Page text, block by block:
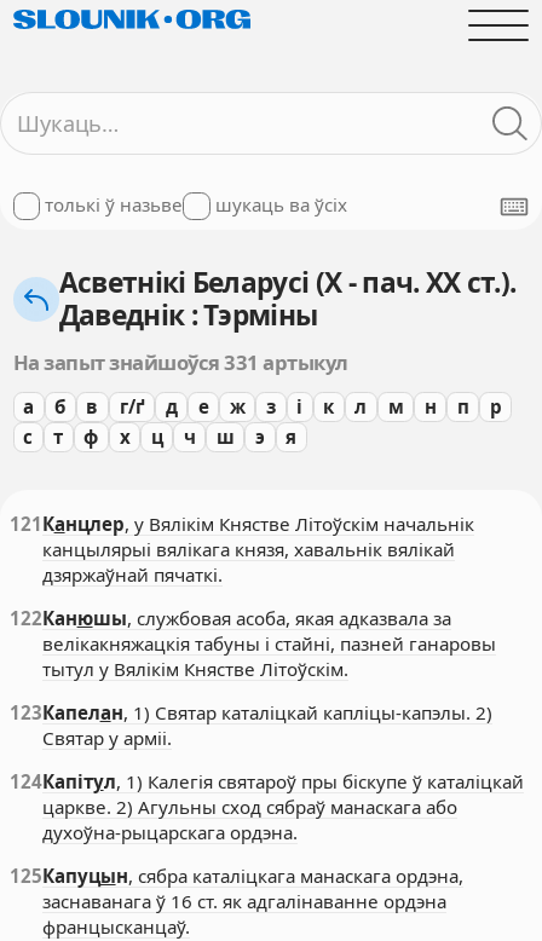
толькі ў назьве шукаць ва ўсіх
Асветнікі Беларусі (X - пач. XX ст.).
Даведнік : Тэрміны
На запыт знайшоўся 331 артыкул
а б в г/ґ д е ж з і к л м н п
р
с
т ф х ц ч ш э я
121Канцлер, у Вялікім Княстве Літоўскім начальнік
канцылярыі вялікага князя, хавальнік вялікай
дзяржаўнай пячаткі.
122Канюшы, службовая асоба, якая адказвала за
велікакняжацкія табуны і стайні, пазней ганаровы
тытул у Вялікім Княстве Літоўскім.
123Капелан, 1) Святар каталіцкай капліцы-капэлы. 2)
Святар у арміі.
124Капітул, 1) Калегія святароў пры біскупе ў каталіцкай
царкве. 2) Агульны сход сябраў манаскага або
духоўна-рыцарскага ордэна.
125Капуцын, сябра каталіцкага манаскага ордэна,
заснаванага ў 16 ст. як адгалінаванне ордэна
францысканцаў.